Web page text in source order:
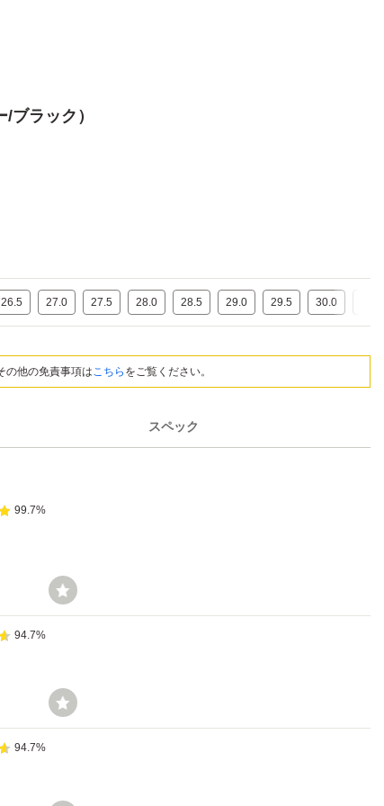
ラック）
26.5 27.0 27.5 28.0 28.5 29.0 29.5 30.0
の他の免責事項はこちら をご覧ください。
スペック
99.7%
94.7%
94.7%